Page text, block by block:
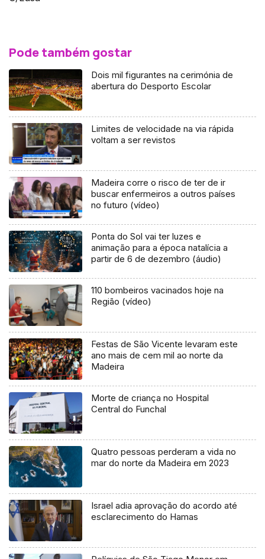
Pode também gostar
Dois mil figurantes na cerimónia de
abertura do Desporto Escolar
Limites de velocidade na via rápida
voltam a ser revistos
Madeira corre o risco de ter de ir
buscar enfermeiros a outros países
no futuro (vídeo)
Ponta do Sol vai ter luzes e
animação para a época natalícia a
partir de 6 de dezembro (áudio)
110 bombeiros vacinados hoje na
Região (vídeo)
Festas de São Vicente levaram este
ano mais de cem mil ao norte da
Madeira
Morte de criança no Hospital
Central do Funchal
Quatro pessoas perderam a vida no
mar do norte da Madeira em 2023
Israel adia aprovação do acordo até
esclarecimento do Hamas